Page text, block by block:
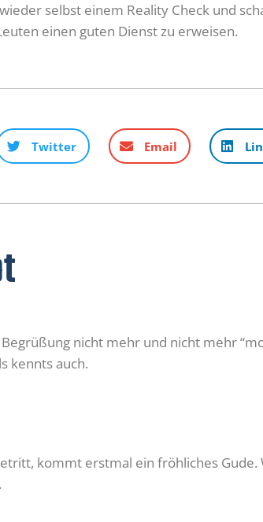
selbst einem Reality Check und
einen guten Dienst zu erweisen.
Twitter Email
nicht mehr und nicht mehr
kennts auch.
kommt erstmal ein fröhliches Gude.